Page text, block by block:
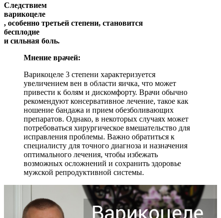
Следствием
варикоцеле
, особенно третьей степени, становится
бесплодие
и сильная боль.
Мнение врачей:
Варикоцеле 3 степени характеризуется
увеличением вен в области яичка, что может
привести к болям и дискомфорту. Врачи обычно
рекомендуют консервативное лечение, такое как
ношение бандажа и прием обезболивающих
препаратов. Однако, в некоторых случаях может
потребоваться хирургическое вмешательство для
исправления проблемы. Важно обратиться к
специалисту для точного диагноза и назначения
оптимального лечения, чтобы избежать
возможных осложнений и сохранить здоровье
мужской репродуктивной системы.